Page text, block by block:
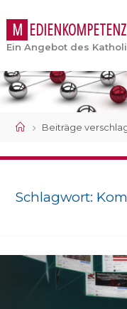
M EDIENKOMPETENZ
Ein Angebot des
StartBeiträge
Schlagwort: